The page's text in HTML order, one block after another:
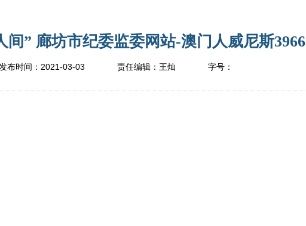
” 廊坊市纪委监委网站-澳门人威尼斯3966
布时间： 2021-03-03 责任编辑： 王灿 字号：